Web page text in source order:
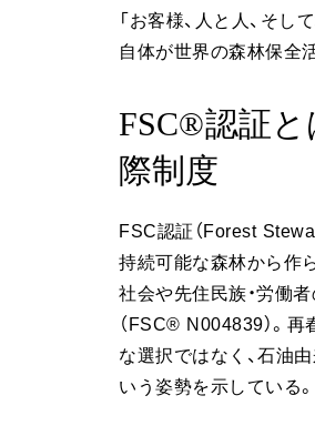
「お客様、人と人、そ
自体が世界の森林保全
FSC®認証
際制度
FSC認証（Forest
持続可能な森林から作
社会や先住民族・労働
（FSC® N004839）。
な選択ではなく、石油
いう姿勢を示している。